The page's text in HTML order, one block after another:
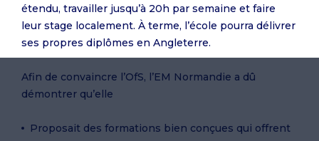
étendu, travailler jusqu’à 20h par semaine et faire
leur stage localement. À terme, l’école pourra délivrer
ses propres diplômes en Angleterre.
Afin de convaincre l’OfS, l’EM Normandie a dû
démontrer qu’elle
Proposait des formations bien conçues qui offrent